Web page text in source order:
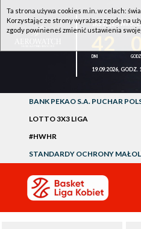
1KS ŚLĘZA
19.09.2026, GODZ.
BANK PEKAO S.A. PUCHAR
LOTTO 3X3 LIGA
#HWHR
STANDARDY OCHRONY
Ta strona używa cookies m.in. w celach:
Korzystając ze strony wyrażasz zgodę na
zgody powinieneś zmienić ustawienia